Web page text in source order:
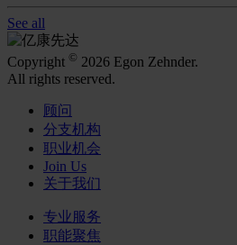
See all
Copyright © 2026 Egon Zehnder.
All rights reserved.
顾问
分支机构
职业机会
Join Us
关于我们
专业服务
职能聚焦